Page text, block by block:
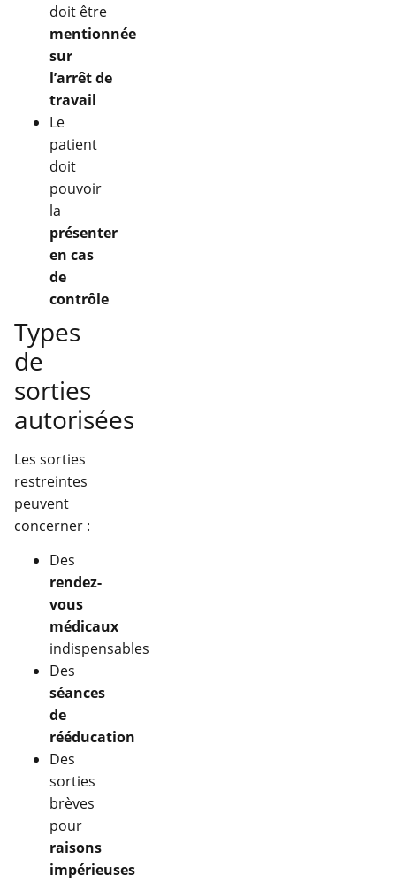
doit être
mentionnée
sur
l’arrêt de
travail
Le
patient
doit
pouvoir
la
présenter
en cas
de
contrôle
Types
de
sorties
autorisées
Les sorties
restreintes
peuvent
concerner :
Des
rendez-
vous
médicaux
indispensables
Des
séances
de
rééducation
Des
sorties
brèves
pour
raisons
impérieuses